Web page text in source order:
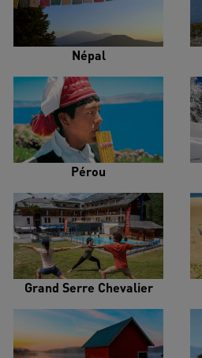
Népal
Pérou
Grand Serre Chevalier